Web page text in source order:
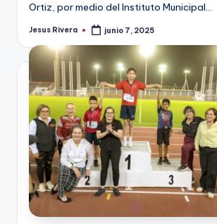
Ortiz, por medio del Instituto Municipal…
Publicado
Jesus Rivera junio 7, 2025